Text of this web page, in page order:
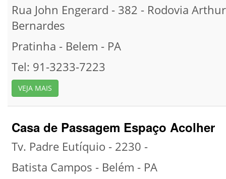
Rua John Engerard - 382 - Rodovia Arthur
Bernardes
Pratinha - Belem - PA
Tel: 91-3233-7223
VEJA MAIS
Casa de Passagem Espaço Acolher
Tv. Padre Eutíquio - 2230 -
Batista Campos - Belém - PA